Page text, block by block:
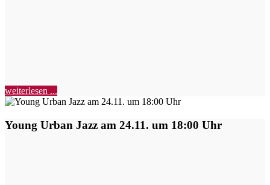
weiterlesen ...
Young Urban Jazz am 24.11. um 18:00 Uhr